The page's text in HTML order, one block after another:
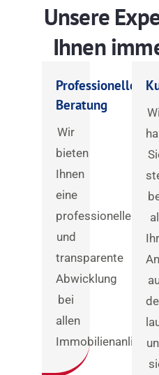
Unsere
Ihnen
Professionelle
Beratung
Wir
bieten
Ihnen
eine
professionelle
und
transparente
Abwicklung
bei
allen